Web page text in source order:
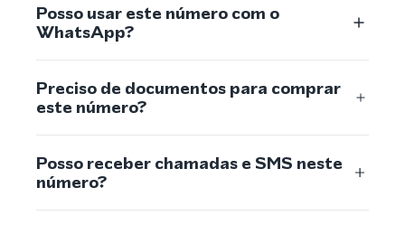
Posso usar este número com o
WhatsApp?
Preciso de documentos para comprar
este número?
Posso receber chamadas e SMS neste
número?